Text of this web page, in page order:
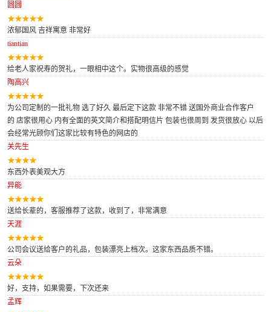
圆圆
浓郁国风 吉祥寓意 非常好
tiantian
给老人家祝寿的贺礼，一眼相中这个。实物很高级的感觉
陶高兴
为公司定制的一批礼物 选了好久 最后定下这款 非常不错 送国外商业合作客户
的 店家很用心 内有全面的英文简介和搭配明信片 包装也很周到 发货很放心 以后
会经常光顾你们这家比较有特色的网店的
关先生
东西外表美观大方
异能
送给长辈的，客服推荐了这款，收到了，非常满意
天涯
公司会议送给客户的礼品，包装漂亮上档次。这家东西品质不错。
云朵
好，支持，如果需要，下次还来
孟辉